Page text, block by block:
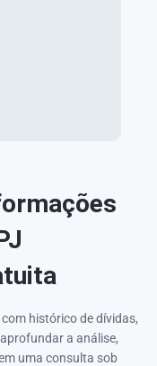
histórico de dívidas,
a análise,
uma consulta sob